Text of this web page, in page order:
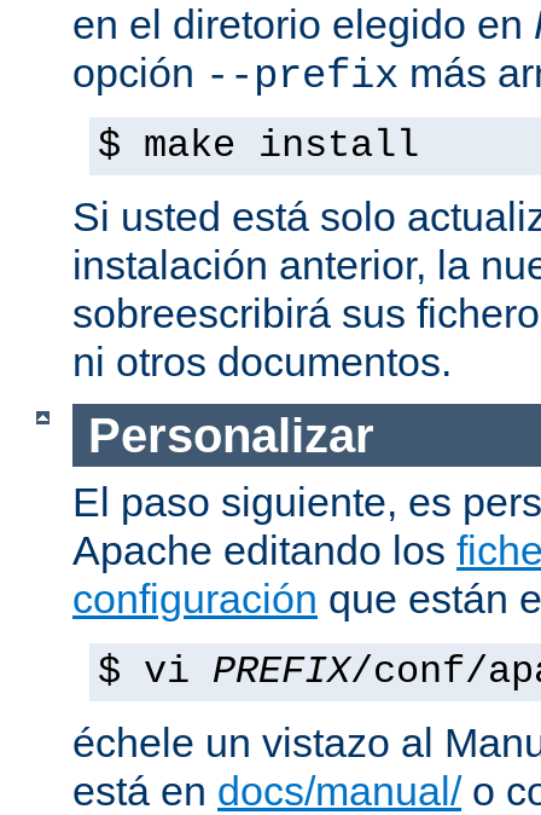
en el diretorio elegido en
opción --prefix más
$ make install
Si usted está solo
instalación anterior, la
sobreescribirá sus
ni otros documentos.
Personalizar
El paso siguiente, es
Apache editando los
configuración que están
$ vi PREFIX/conf/
échele un vistazo al
está en docs/manual/o